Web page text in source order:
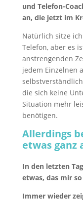
und Telefon-
an, die jetzt im
Natürlich sitze
Telefon, aber es
anstrengenden
jedem Einzelnen
die sich keine
Situation mehr
benötigen.
Allerdings
etwas ganz
In den letzten
etwas, das mir
Immer wieder